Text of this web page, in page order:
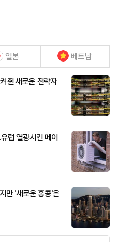
일본 베트남
쥔 새로운 전략자
럽 열광시킨 메이
만 '새로운 홍콩'은